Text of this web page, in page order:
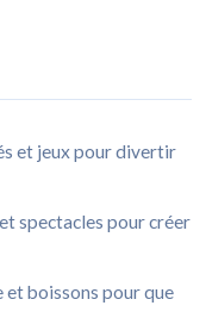
et jeux pour divertir
spectacles pour créer
et boissons pour que